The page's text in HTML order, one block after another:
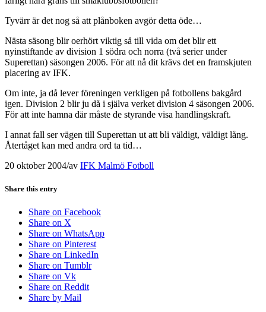
Tyvärr är det nog så att plånboken avgör detta öde…
Nästa säsong blir oerhört viktig så till vida om det blir ett
nyinstiftande av division 1 södra och norra (två serier under
Superettan) säsongen 2006. För att nå dit krävs det en framskjuten
placering av IFK.
Om inte, ja då lever föreningen verkligen på fotbollens bakgård
igen. Division 2 blir ju då i själva verket division 4 säsongen 2006.
För att inte hamna där måste de styrande visa handlingskraft.
I annat fall ser vägen till Superettan ut att bli väldigt, väldigt lång.
Återtåget kan med andra ord ta tid…
20 oktober 2004/av IFK Malmö Fotboll
Share this entry
Share on Facebook
Share on X
Share on WhatsApp
Share on Pinterest
Share on LinkedIn
Share on Tumblr
Share on Vk
Share on Reddit
Share by Mail